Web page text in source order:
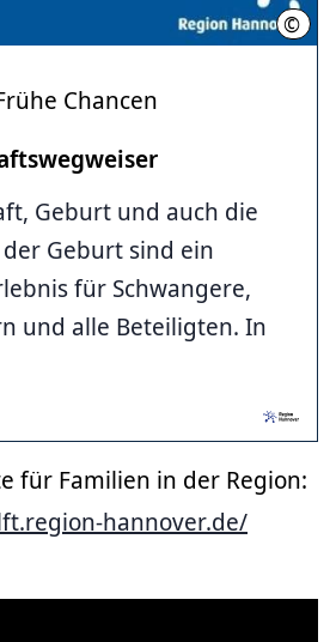
© RH
Chancen
Geburt und auch die
Geburt sind ein
für Schwangere,
und alle Beteiligten. In
für Familien in der Region:
hannover.de/